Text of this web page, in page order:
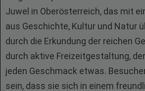
Juwel in Oberösterreich, das mit
aus Geschichte, Kultur und Natur
durch die Erkundung der reichen
durch aktive Freizeitgestaltung,
jeden Geschmack etwas.
sein, dass sie sich in einem